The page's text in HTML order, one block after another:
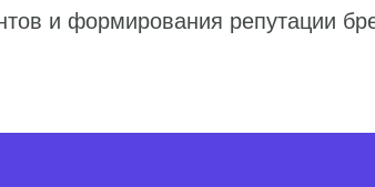
и формирования репутации